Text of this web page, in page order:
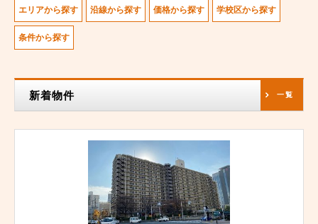
エリアから探す 沿線から探す 価格から探す 学校区から探す
条件から探す
新着物件 一覧